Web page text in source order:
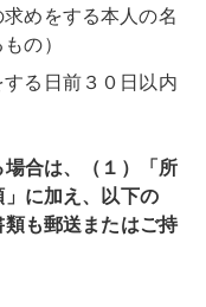
めをする本人の名
の）
る日前３０日以内
場合は、（１）「所
に加え、以下の
も郵送またはご持